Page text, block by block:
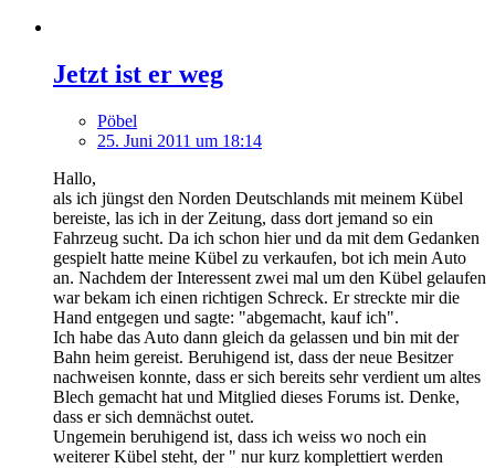
Jetzt ist er weg
Pöbel
25. Juni 2011 um 18:14
Hallo,
als ich jüngst den Norden Deutschlands mit meinem Kübel
bereiste, las ich in der Zeitung, dass dort jemand so ein
Fahrzeug sucht. Da ich schon hier und da mit dem Gedanken
gespielt hatte meine Kübel zu verkaufen, bot ich mein Auto
an. Nachdem der Interessent zwei mal um den Kübel gelaufen
war bekam ich einen richtigen Schreck. Er streckte mir die
Hand entgegen und sagte: "abgemacht, kauf ich".
Ich habe das Auto dann gleich da gelassen und bin mit der
Bahn heim gereist. Beruhigend ist, dass der neue Besitzer
nachweisen konnte, dass er sich bereits sehr verdient um altes
Blech gemacht hat und Mitglied dieses Forums ist. Denke,
dass er sich demnächst outet.
Ungemein beruhigend ist, dass ich weiss wo noch ein
weiterer Kübel steht, der " nur kurz komplettiert werden